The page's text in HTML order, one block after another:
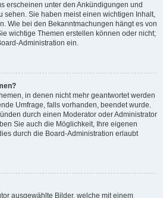
erscheinen unter den Ankündigungen und
sehen. Sie haben meist einen wichtigen Inhalt,
Wie bei den Bekanntmachungen hängt es von
wichtige Themen erstellen können oder nicht;
Administration ein.
in denen nicht mehr geantwortet werden
Umfrage, falls vorhanden, beendet wurde.
durch einen Moderator oder Administrator
Sie auch die Möglichkeit, Ihre eigenen
durch die Board-Administration erlaubt
ausgewählte Bilder, welche mit einem